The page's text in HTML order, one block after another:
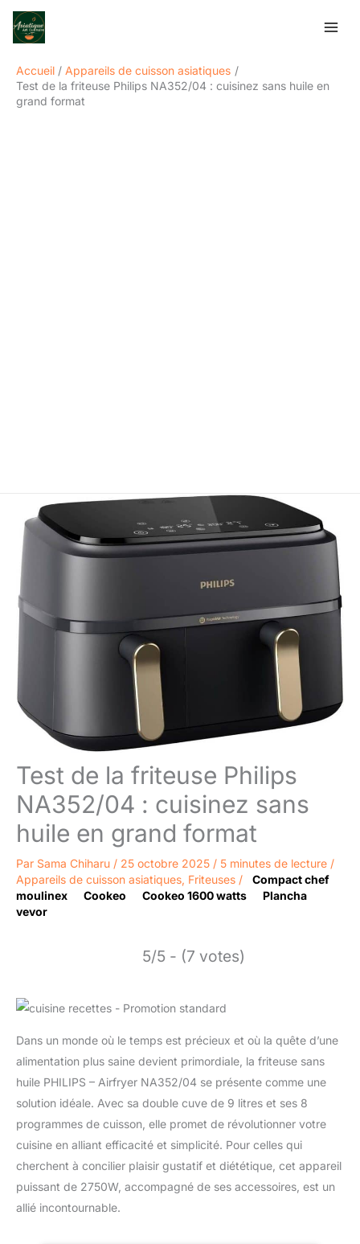
Aller
Accueil
Appareils de cuisson asiatiques
Test de la friteuse Philips NA352/04 : cuisinez sans huile en
grand format
Test de la friteuse Philips
NA352/04 : cuisinez sans
huile en grand format
Par Sama Chiharu / 25 octobre 2025 / 5 minutes de lecture /
Appareils de cuisson asiatiques, Friteuses /
Compact chef
moulinex
Cookeo Cookeo 1600 watts
Plancha
vevor
5/5 - (7 votes)
Dans un monde où le temps est précieux et où la quête d’une
alimentation plus saine devient primordiale, la friteuse sans
huile PHILIPS – Airfryer NA352/04 se présente comme une
solution idéale. Avec sa double cuve de 9 litres et ses 8
programmes de cuisson, elle promet de révolutionner votre
cuisine en alliant efficacité et simplicité. Pour celles qui
cherchent à concilier plaisir gustatif et diététique, cet appareil
puissant de 2750W, accompagné de ses accessoires, est un
allié incontournable.
Rechercher